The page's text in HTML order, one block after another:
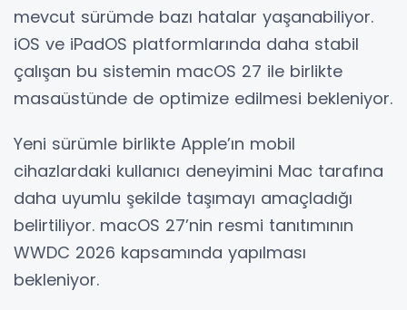
mevcut sürümde bazı hatalar yaşanabiliyor.
iOS ve iPadOS platformlarında daha stabil
çalışan bu sistemin macOS 27 ile birlikte
masaüstünde de optimize edilmesi bekleniyor.
Yeni sürümle birlikte Apple’ın mobil
cihazlardaki kullanıcı deneyimini Mac tarafına
daha uyumlu şekilde taşımayı amaçladığı
belirtiliyor. macOS 27’nin resmi tanıtımının
WWDC 2026 kapsamında yapılması
bekleniyor.